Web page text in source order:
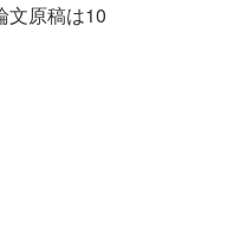
文原稿は10